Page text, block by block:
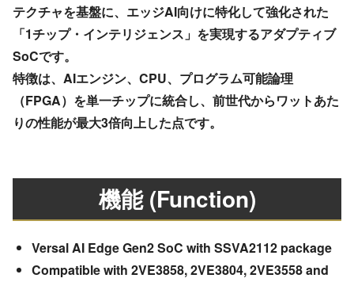
テクチャを基盤に、エッジAI向けに特化して強化された
「1チップ・インテリジェンス」を実現するアダプティブ
SoCです。
特徴は、AIエンジン、CPU、プログラム可能論理
（FPGA）を単一チップに統合し、前世代からワットあた
りの性能が最大3倍向上した点です。
機能 (Function)
Versal AI Edge Gen2 SoC with SSVA2112 package
Compatible with 2VE3858, 2VE3804, 2VE3558 and